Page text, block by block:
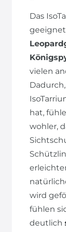
Das
vielen
hat,
wohler,
wird
fühlen
deutlich